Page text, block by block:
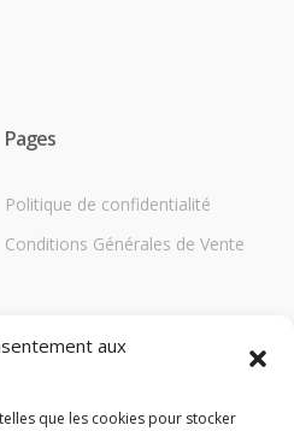
aux
que les cookies pour stocker
Pages
Politique de confidentialité
Conditions Générales de Vente